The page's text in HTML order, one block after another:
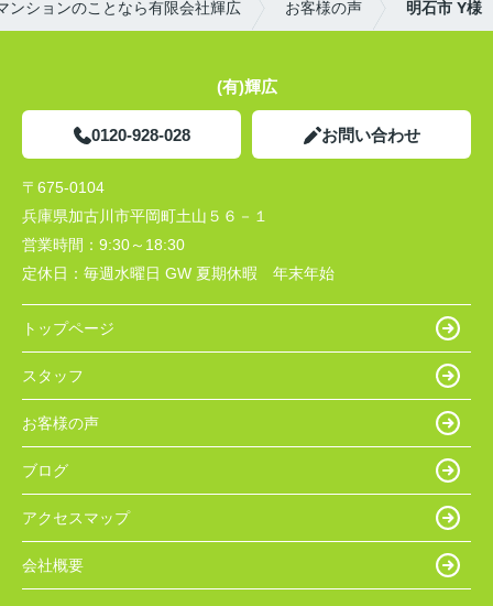
ンションのことなら有限会社輝広 お客様の声 明石市 Y様
(有)輝広
0120-928-028 お問い合わせ
〒675-0104
兵庫県加古川市平岡町土山５６－１
営業時間： 9:30～18:30
定休日： 毎週水曜日 GW 夏期休暇 年末年始
トップページ
スタッフ
お客様の声
ブログ
アクセスマップ
会社概要